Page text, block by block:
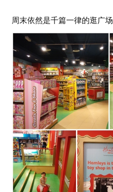
周末依然是千篇一律的逛广场